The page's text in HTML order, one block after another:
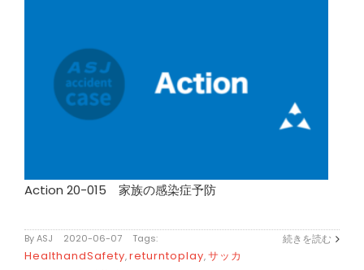
Action 20-015 家族の感染症予防
ByASJ 2020-06-07 Tags:
HealthandSafety,returntoplay,サッカ
続きを読む